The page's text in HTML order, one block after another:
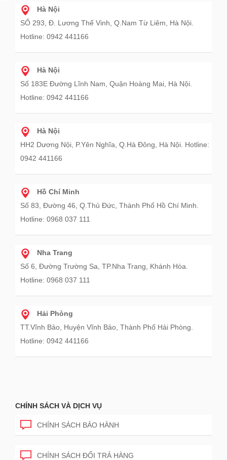
Hà Nội
SỐ 293, Đ. Lương Thế Vinh, Q.Nam Từ Liêm, Hà Nội.
Hotline: 0942 441166
Hà Nội
Số 183E Đường Lĩnh Nam, Quận Hoàng Mai, Hà Nội.
Hotline: 0942 441166
Hà Nội
HH2 Dương Nội, P.Yên Nghĩa, Q.Hà Đông, Hà Nội. Hotline:
0942 441166
Hồ Chí Minh
Số 83, Đường 46, Q.Thủ Đức, Thành Phố Hồ Chí Minh.
Hotline: 0968 037 111
Nha Trang
Số 6, Đường Trường Sa, TP.Nha Trang, Khánh Hòa.
Hotline: 0968 037 111
Hải Phòng
TT.Vĩnh Bảo, Huyện Vĩnh Bảo, Thành Phố Hải Phòng.
Hotline: 0942 441166
CHÍNH SÁCH VÀ DỊCH VỤ
CHÍNH SÁCH BẢO HÀNH
CHÍNH SÁCH ĐỔI TRẢ HÀNG